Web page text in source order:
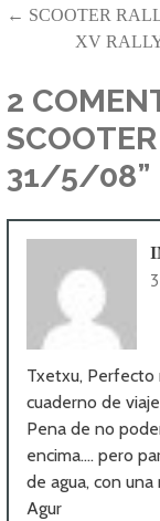
← SCOOTER
XV
2
31/5/08”
Txetxu, Perfecto
cuaderno de
Pena de no
encima…. pero
de agua, con
Agur